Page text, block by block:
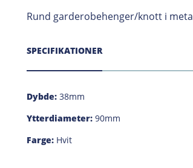
Rund garderobehenger/knott i
SPECIFIKATIONER
Dybde: 38mm
Ytterdiameter: 90mm
Farge: Hvit